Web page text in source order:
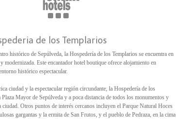
de los Templarios
histórico de Sepúlveda, la Hospedería de los Templarios se encuentra en
modernizada. Este encantador hotel boutique ofrece alojamiento en
histórico espectacular.
ciudad y la espectacular región circundante, la Hospedería de los
Plaza Mayor de Sepúlveda y a poca distancia de todos los monumentos y
ciudad. Otros puntos de interés cercanos incluyen el Parque Natural Hoces
gargantas y la ermita de San Frutos, y el pueblo de Pedraza, en la cima